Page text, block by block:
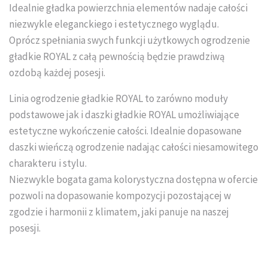
USŁUGI BRUKARSKIE
Układanie kostki brukowej
Idealnie gładka powierzchnia elementów nadaje całości
niezwykle eleganckiego i estetycznego wyglądu.
Oprócz spełniania swych funkcji użytkowych ogrodzenie
gładkie ROYAL z całą pewnością będzie prawdziwą
ozdobą każdej posesji.
Linia ogrodzenie gładkie ROYAL to zarówno moduły
podstawowe jak i daszki gładkie ROYAL umożliwiające
estetyczne wykończenie całości. Idealnie dopasowane
daszki wieńczą ogrodzenie nadając całości niesamowitego
charakteru i stylu.
Niezwykle bogata gama kolorystyczna dostępna w ofercie
pozwoli na dopasowanie kompozycji pozostającej w
zgodzie i harmonii z klimatem, jaki panuje na naszej
posesji.